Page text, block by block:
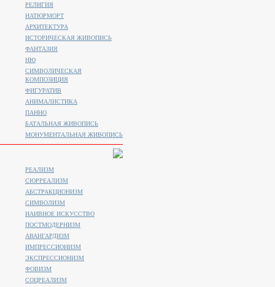
РЕЛИГИЯ
НАТЮРМОРТ
АРХИТЕКТУРА
ИСТОРИЧЕСКАЯ ЖИВОПИСЬ
ФАНТАЗИЯ
НЮ
СИМВОЛИЧЕСКАЯ
КОМПОЗИЦИЯ
ФИГУРАТИВ
АНИМАЛИСТИКA
ПАННО
БАТАЛЬНАЯ ЖИВОПИСЬ
МОНУМЕНТАЛЬНАЯ ЖИВОПИСЬ
РЕАЛИЗМ
СЮРРЕАЛИЗМ
АБСТРАКЦИОНИЗМ
СИМВОЛИЗМ
НАИВНОЕ ИСКУССТВО
ПОСТМОДЕРНИЗМ
АВАНГАРДИЗМ
ИМПРЕССИОНИЗМ
ЭКСПРЕССИОНИЗМ
ФОВИЗМ
СОЦРЕАЛИЗМ